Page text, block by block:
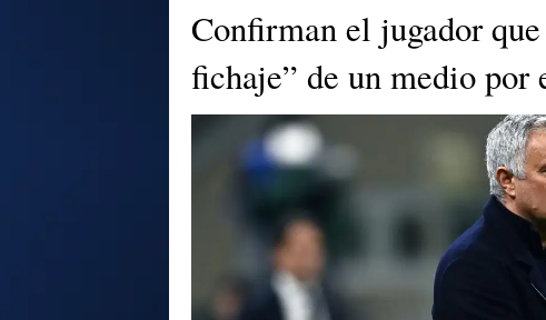
Confirman el jugador
fichaje” de un medio